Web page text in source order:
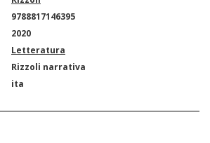
9788817146395
2020
Letteratura
Rizzoli narrativa
ita